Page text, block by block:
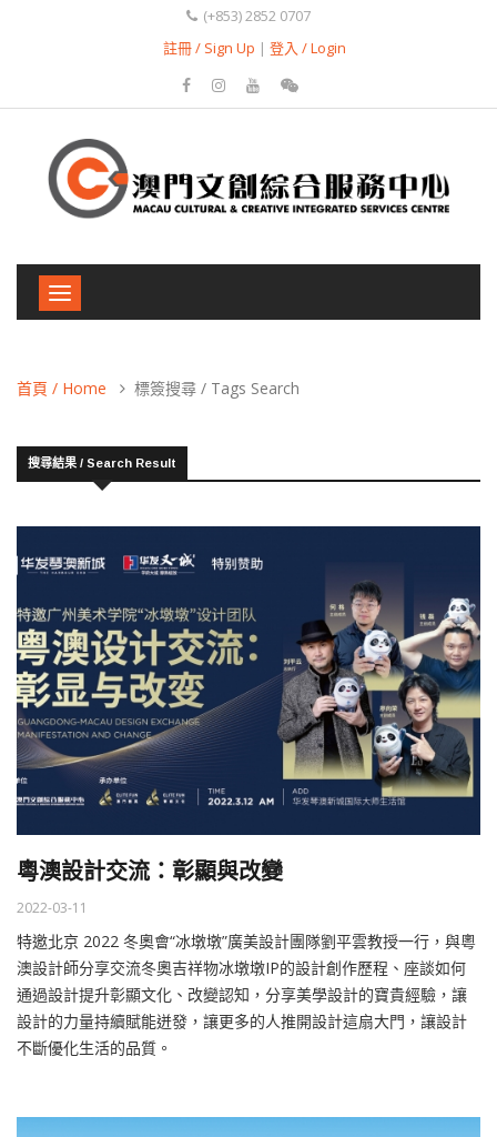
(+853) 2852 0707
註冊 / Sign Up | 登入 / Login
Toggle
navigation
首頁 / Home 標簽搜尋 / Tags Search
搜尋結果 / Search Result
粵澳設計交流：彰顯與改變
2022-03-11
特邀北京 2022 冬奧會“冰墩墩”廣美設計團隊劉平雲教授一行，與粵
澳設計師分享交流冬奧吉祥物冰墩墩IP的設計創作歷程、座談如何
通過設計提升彰顯文化、改變認知，分享美學設計的寶貴經驗，讓
設計的力量持續賦能迸發，讓更多的人推開設計這扇大門，讓設計
不斷優化生活的品質。